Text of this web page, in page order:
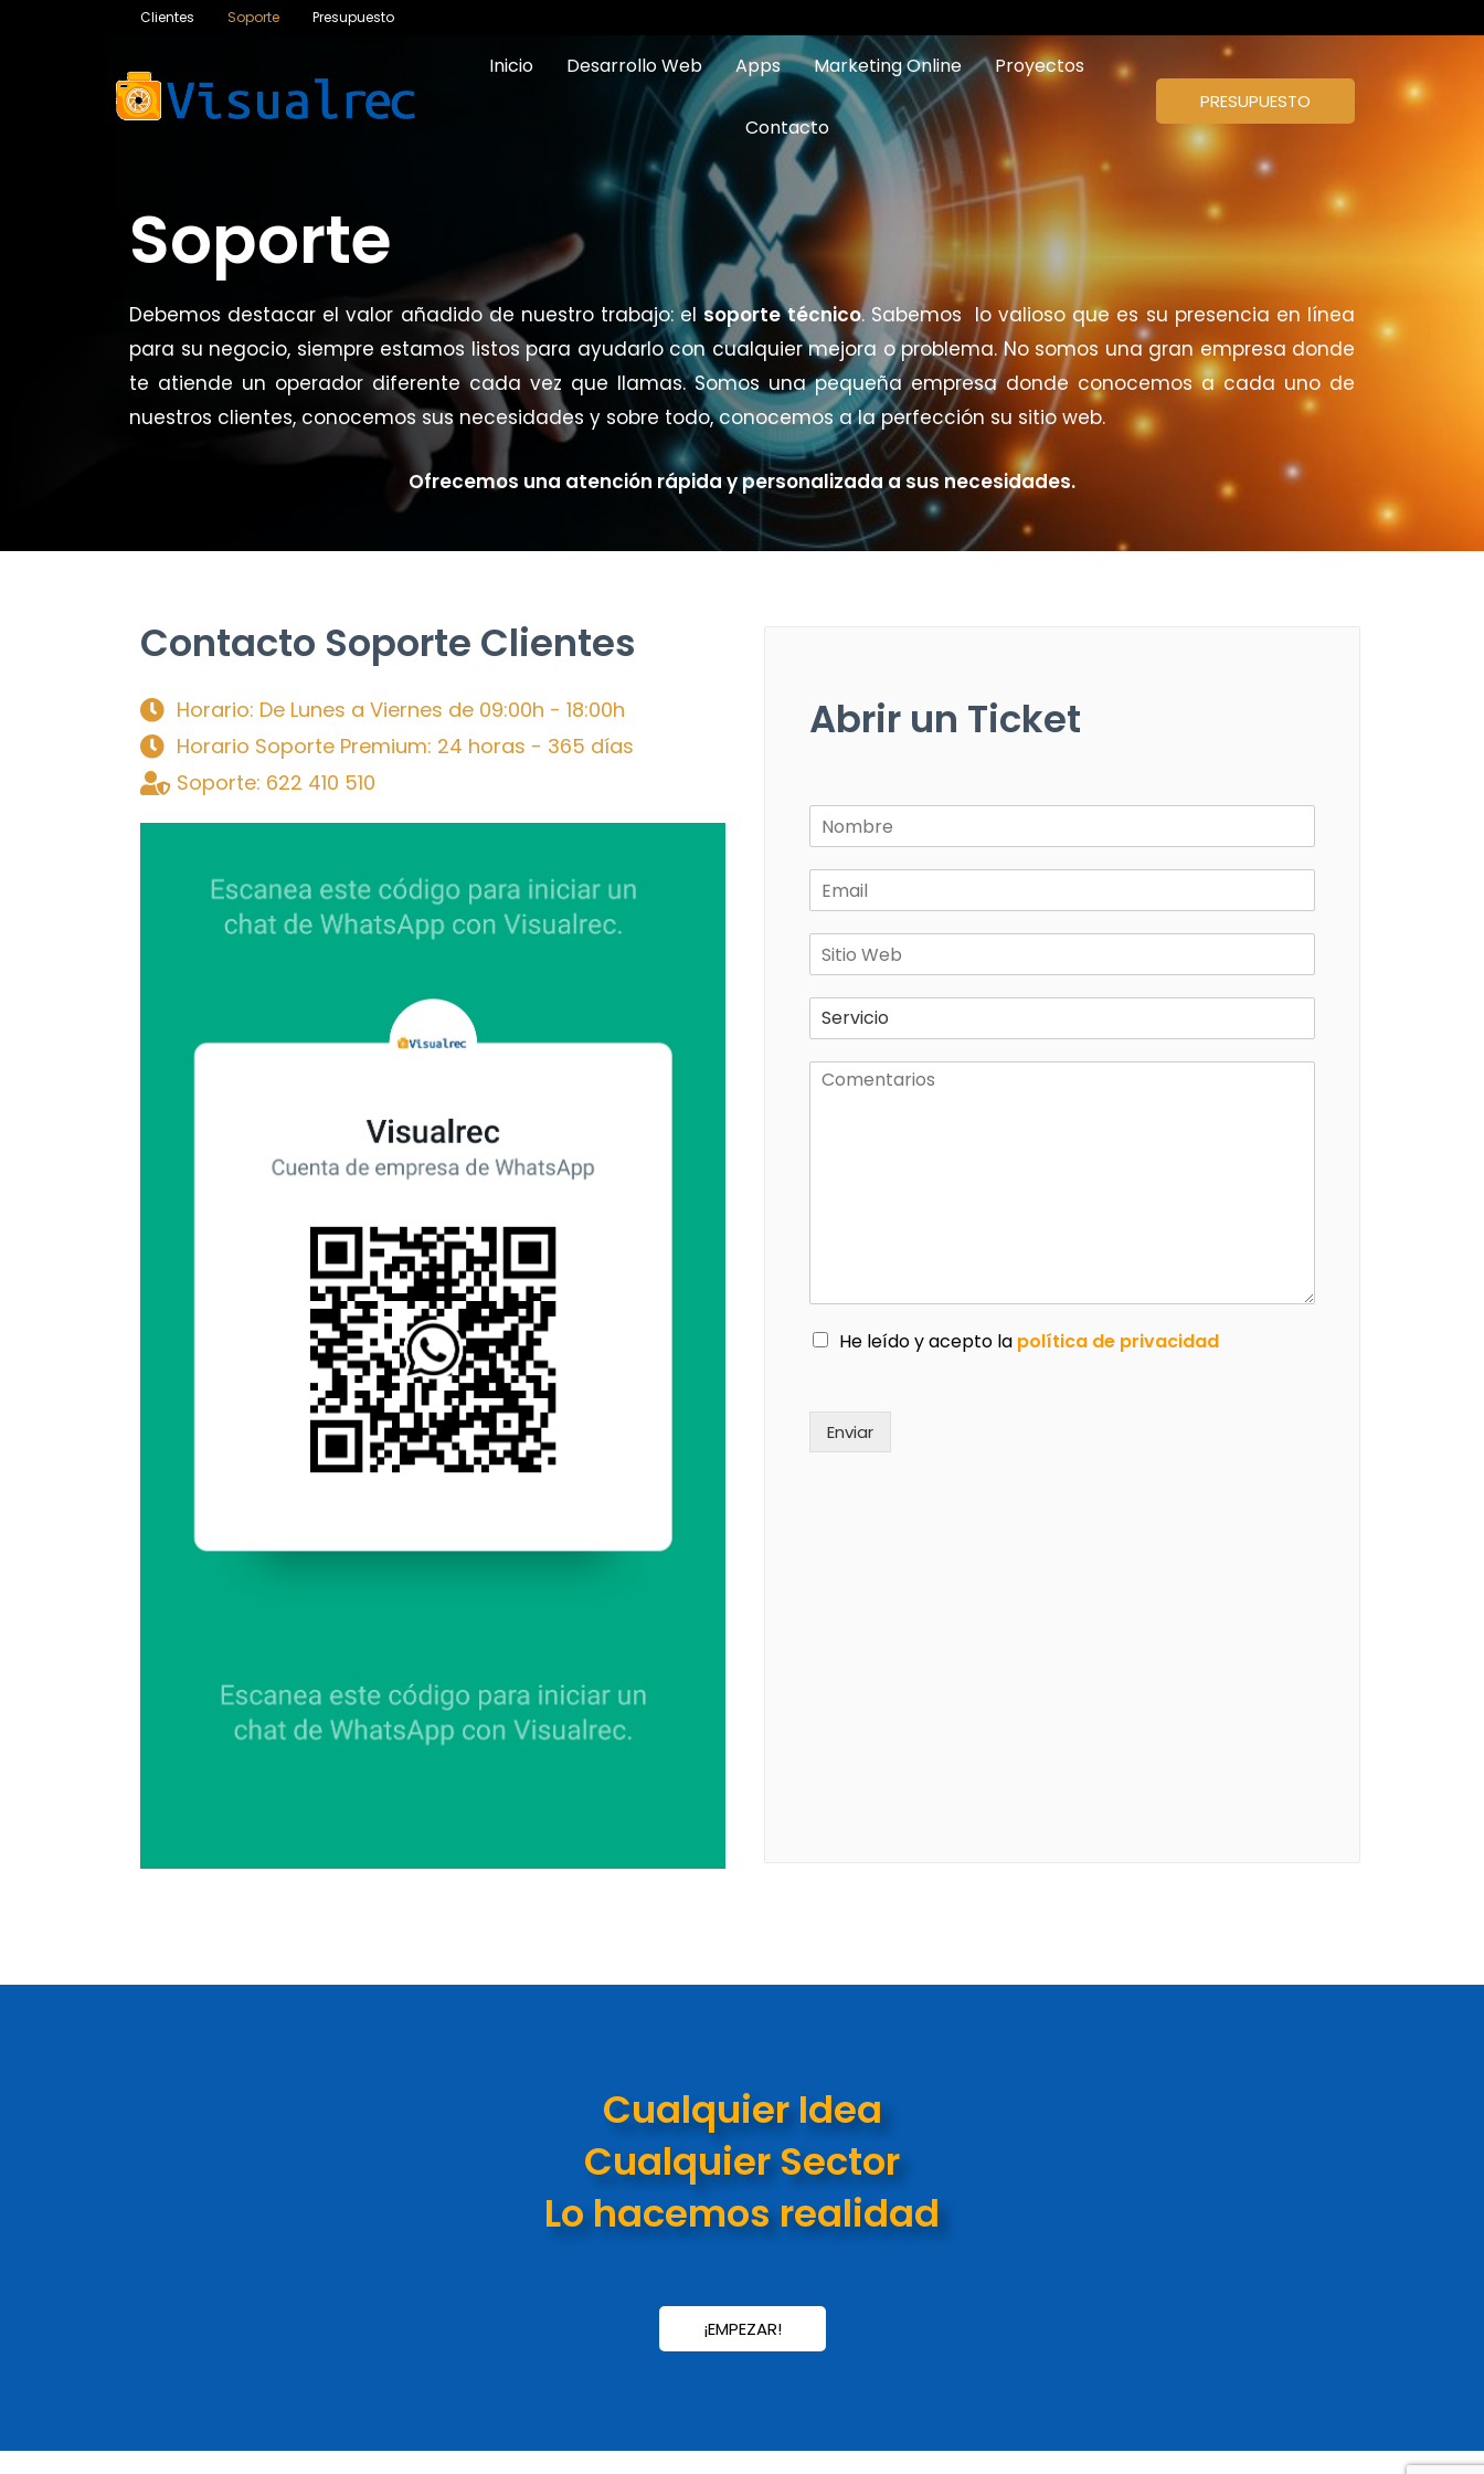
Clientes Soporte Presupuesto
Inicio Desarrollo Web Apps Marketing Online Proyectos
Contacto
PRESUPUESTO
Soporte
Debemos destacar el valor añadido de nuestro trabajo: elsoporte técnico. Sabemos lo valioso que es su presencia en línea
para su negocio, siempre estamos listos para ayudarlo con cualquier mejora o problema. No somos una gran empresa donde
te atiende un operador diferente cada vez que llamas. Somos una pequeña empresa donde conocemos a cada uno de
nuestros clientes, conocemos sus necesidades y sobre todo, conocemos a la perfección su sitio web.
Ofrecemos una atención rápida y personalizada a sus necesidades.
Contacto Soporte Clientes
Horario: De Lunes a Viernes de 09:00h - 18:00h
Horario Soporte Premium: 24 horas - 365 días
Soporte: 622 410 510
Abrir un Ticket
He leído y acepto la política de privacidad
Enviar
Cualquier Idea
Cualquier Sector
Lo hacemos realidad
¡EMPEZAR!